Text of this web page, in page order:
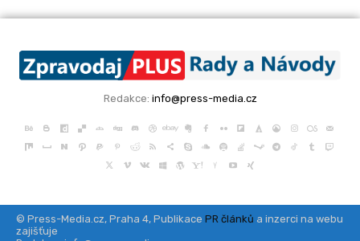
Redakce: info@press-media.cz
© Press-Media.cz, Praha 4, Publikace PR článků a inzerci na webu
zajišťuje